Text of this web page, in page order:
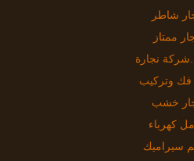
شاطر
ممتاز
نجارة
فك وتركيب
خشب
كهرباء
سيراميك